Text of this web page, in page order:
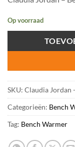
Op voorraad
SKU: Claudia Jordan
Categorieën: Bench
Tag: Bench Warmer